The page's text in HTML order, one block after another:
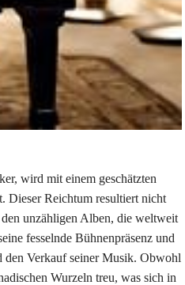
wird mit einem geschätzten
Dieser Reichtum resultiert nicht
unzähligen Alben, die weltweit
fesselnde Bühnenpräsenz und
Verkauf seiner Musik. Obwohl
Wurzeln treu, was sich in